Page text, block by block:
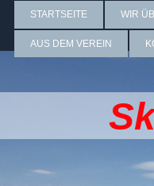
STARTSEITE WIR
AUS DEM VEREIN